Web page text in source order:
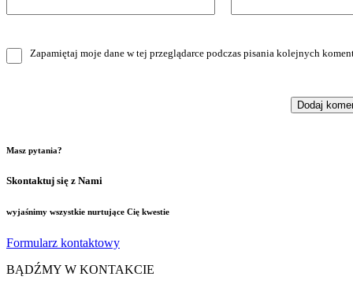
Zapamiętaj moje dane w tej przeglądarce podczas pisania kolejnych
Masz pytania?
Skontaktuj się z Nami
wyjaśnimy wszystkie nurtujące Cię kwestie
Formularz kontaktowy
BĄDŹMY W KONTAKCIE